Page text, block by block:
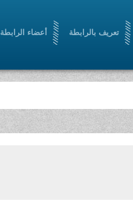
تعريف بالرابطة أعضاء الرابطة